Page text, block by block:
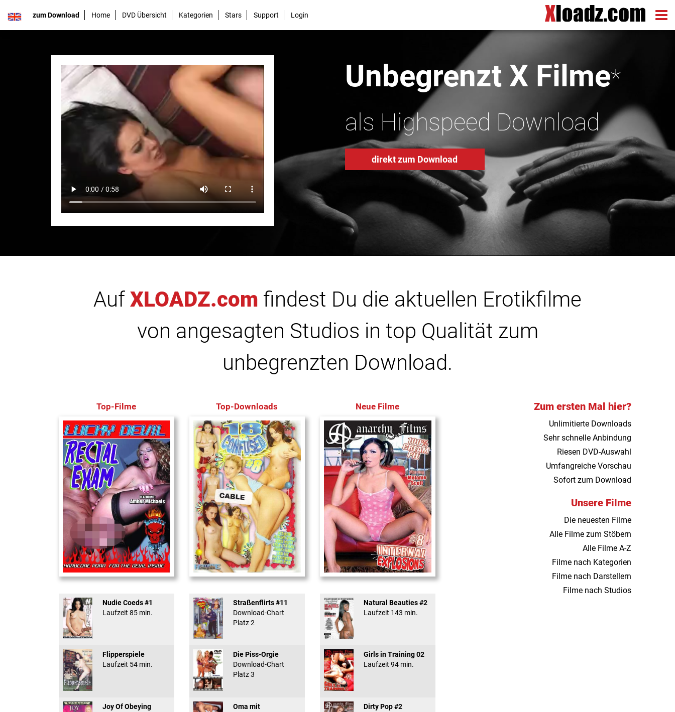
zum Download Home DVD Übersicht Kategorien Stars Support Login
Unbegrenzt X Filme*
als Highspeed Download
direkt zum Download
Auf XLOADZ.com findest Du die aktuellen Erotikfilme
von angesagten Studios in top Qualität zum
unbegrenzten Download.
Top-Filme
Rectal Exam
Nudie Coeds #1
Laufzeit 85 min.
Flipperspiele
Laufzeit 54 min.
Joy Of Obeying
Top-Downloads
18 And Confused #8 - ...
Straßenflirts #11
Download-Chart
Platz 2
Die Piss-Orgie
Download-Chart
Platz 3
Oma mit
Neue Filme
Internal Explosionen
Natural Beauties #2
Laufzeit 143 min.
Girls in Training 02
Laufzeit 94 min.
Dirty Pop #2
Zum ersten Mal hier?
Unlimitierte Downloads
Sehr schnelle Anbindung
Riesen DVD-Auswahl
Umfangreiche Vorschau
Sofort zum Download
Unsere Filme
Die neuesten Filme
Alle Filme zum Stöbern
Alle Filme A-Z
Filme nach Kategorien
Filme nach Darstellern
Filme nach Studios